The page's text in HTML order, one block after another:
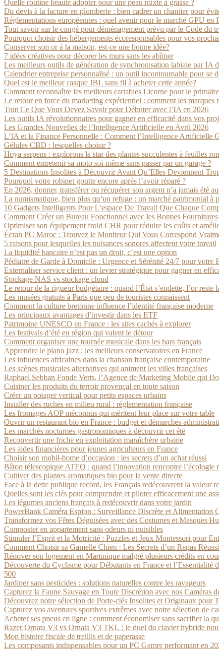
Quelle routine beauté adopter pour une peau mixte à grasse ?
Du devis à la facture en plomberie : bien cadrer un chantier pour
Réglementations européennes : quel avenir pour le marché GPU en
Tout savoir sur le congé pour déménagement prévu par le Code du
Pourquoi choisir des hébergements écoresponsables pour vos
Conserver son or à la maison, est-ce une bonne idée?
7 idées créatives pour décorer les murs sans les abîmer
Les meilleurs outils de génération de synchronisation labiale par IA
Calendrier entreprise personnalisé : un outil incontournable pour se
Quel est le meilleur casque JBL sans fil à acheter cette année?
Comment reconnaître les meilleurs cartables Licorne pour le
Le retour en force du marketing expérientiel : comment les marques
Tout Ce Que Vous Devez Savoir pour Débuter avec l’IA en 2026
Les outils IA révolutionnaires pour gagner en efficacité dans vos
Les Grandes Nouvelles de l’Intelligence Artificielle en Avril 2026
L’IA et la Finance Personnelle : Comment l’Intelligence Artificielle
Gélules CBD : lesquelles choisir ?
Hoya serpens : explorons la star des plantes succulentes à feuilles
Comment entretenir sa moto soi-même sans passer par un garage ?
5 Destinations Insolites à Découvrir Avant Qu’Elles Deviennent
Pourquoi votre robinet goutte encore après l’avoir réparé ?
En 2026, donner, transférer ou récupérer son argent n’a jamais été
La numismatique, bien plus qu’un refuge : un marché patrimonial à
10 Gadgets Intelligents Pour L’espace De Travail Que Chaque
Comment Créer un Bureau Fonctionnel avec les Bonnes Fournitures
Optimiser son équipement froid CHR pour réduire les coûts et
Écran PC Maroc : Trouvez le Moniteur Qui Vous Correspond
5 raisons pour lesquelles les nuisances sonores affectent votre travail
La liquidité bancaire n’est pas un droit, c’est une option
Pédiatre de Garde à Domicile : Urgence et Sérénité 24/7 pour votre
Externaliser service client : un levier stratégique pour gagner en
Stockage NAS vs stockage cloud
Le retour de la rigueur budgétaire : quand l’État s’endette, l’or
Les musées gratuits à Paris que peu de touristes connaissent
Comment la culture bretonne influence l’identité française moderne
Les principaux avantages d’investir dans les ETF
Patrimoine UNESCO en France : les sites cachés à explorer
Les festivals d’été en région qui valent le détour
Comment organiser une tournée musicale dans les bars français
Apprendre le piano jazz : les meilleurs conservatoires en France
Les influences africaines dans la chanson française contemporaine
Les scènes musicales alternatives qui animent les villes françaises
Raphael Sebban Fonde Verts, l’Agence de Marketing Mobile qui
Cuisiner les produits du terroir provençal en toute saison
Créer un potager vertical pour petits espaces urbains
Installer des ruches en milieu rural : réglementation française
Les fromages AOP méconnus qui méritent leur place sur votre table
Ouvrir un restaurant bio en France : budget et démarches
Les marchés nocturnes gastronomiques à découvrir cet été
Reconvertir une friche en exploitation maraîchère urbaine
Les aides financières pour jeunes agriculteurs en France
Choisir son mobil-home d’occasion : les secrets d’un achat réussi
Bâton télescopique ATEQ : quand l’innovation rencontre l’écologie
Cultiver des plantes aromatiques bio pour la vente directe
Face à la dette publique record, les Français redécouvrent la valeur
Quelles sont les clés pour comprendre et piloter efficacement une
Les légumes anciens français à redécouvrir dans votre jardin
PowerBank Caméra Espion : Surveillance Discrète et Alimentation
Transformez vos Fêtes Déguisées avec des Costumes et Masques
Composter en appartement sans odeurs ni nuisibles
Stimuler l’Esprit et la Motricité : Puzzles et Jeux Montessori pour
Comment Choisir sa Gamelle Chien : Les Secrets d’un Repas Réussi
Rénover son logement en Martinique malgré plusieurs crédits en
Découverte du Cyclisme pour Débutants en France et l’Essentialité
500
Jardiner sans pesticides : solutions naturelles contre les ravageurs
Capturez la Faune Sauvage en Toute Discrétion avec nos Caméras
Découvrez notre sélection de Porte-clés Insolites et Originaux pour
Capturez vos aventures sportives extrêmes avec notre sélection de
Acheter ses pneus en ligne : comment économiser sans sacrifier la
Razer Ornata V3 vs Ornata V3 TKL : le duel du clavier hybride
Mon histoire fiscale de treillis et de paperasse
Les composants indispensables pour un PC Gamer performant en